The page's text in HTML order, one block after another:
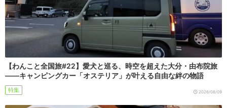
【わんこと全国旅#22】愛犬と巡る、時空を超えた大分・由布院旅
――キャンピングカー「オステリア」が叶える自由な絆の物語
特集 2026/08/09